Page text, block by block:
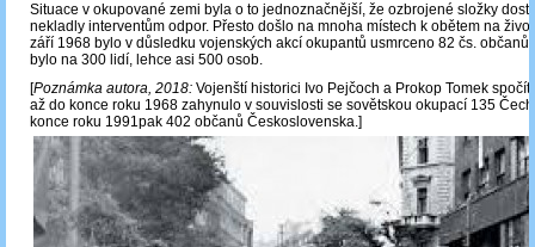
Situace v okupované zemi byla o to jednoznačnější, že ozbrojené složky
nekladly interventům odpor. Přesto došlo na mnoha místech k obětem na
září 1968 bylo v důsledku vojenských akcí okupantů usmrceno 82 čs.
bylo na 300 lidí, lehce asi 500 osob.
[Poznámka autora, 2018: Vojenští historici Ivo Pejčoch a Prokop Tomek
až do konce roku 1968 zahynulo v souvislosti se sovětskou okupací 135
konce roku 1991pak 402 občanů Československa.]